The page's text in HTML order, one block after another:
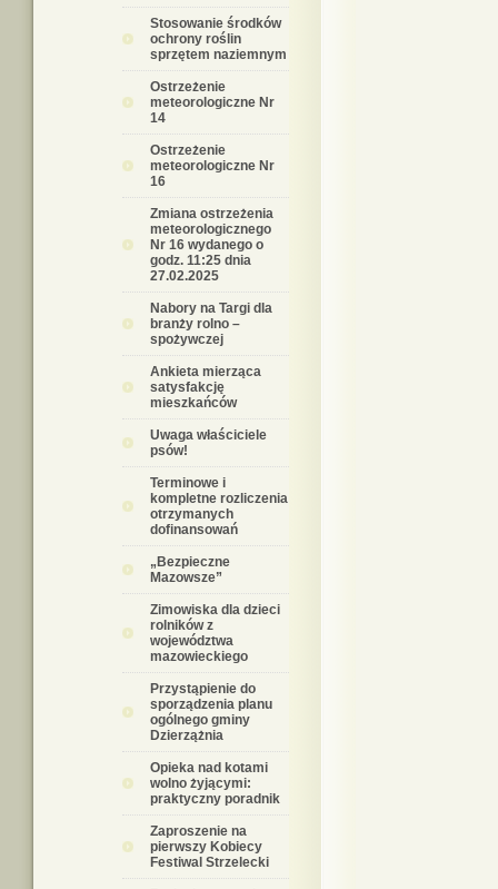
Stosowanie środków
ochrony roślin
sprzętem naziemnym
Ostrzeżenie
meteorologiczne Nr
14
Ostrzeżenie
meteorologiczne Nr
16
Zmiana ostrzeżenia
meteorologicznego
Nr 16 wydanego o
godz. 11:25 dnia
27.02.2025
Nabory na Targi dla
branży rolno –
spożywczej
Ankieta mierząca
satysfakcję
mieszkańców
Uwaga właściciele
psów!
Terminowe i
kompletne rozliczenia
otrzymanych
dofinansowań
„Bezpieczne
Mazowsze”
Zimowiska dla dzieci
rolników z
województwa
mazowieckiego
Przystąpienie do
sporządzenia planu
ogólnego gminy
Dzierzążnia
Opieka nad kotami
wolno żyjącymi:
praktyczny poradnik
Zaproszenie na
pierwszy Kobiecy
Festiwal Strzelecki